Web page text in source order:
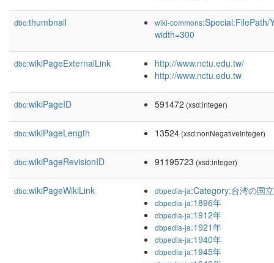
dbo:thumbnail wiki-commons:Special:FilePath/
width=300
dbo:wikiPageExternalLink
http://www.nctu.edu.tw/
http://www.nctu.edu.tw
dbo:wikiPageID 591472 (xsd:integer)
dbo:wikiPageLength 13524 (xsd:nonNegativeInteger)
dbo:wikiPageRevisionID 91195723 (xsd:integer)
dbo:wikiPageWikiLink dbpedia-ja:Category:台湾の国
dbpedia-ja:1896年
dbpedia-ja:1912年
dbpedia-ja:1921年
dbpedia-ja:1940年
dbpedia-ja:1945年